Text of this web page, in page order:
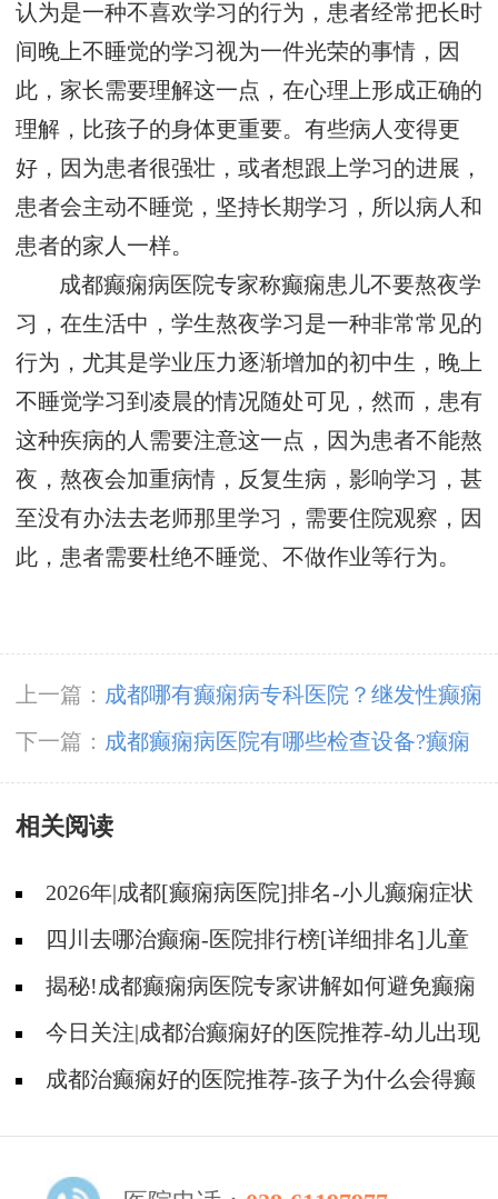
认为是一种不喜欢学习的行为，患者经常把长时
间晚上不睡觉的学习视为一件光荣的事情，因
此，家长需要理解这一点，在心理上形成正确的
理解，比孩子的身体更重要。有些病人变得更
好，因为患者很强壮，或者想跟上学习的进展，
患者会主动不睡觉，坚持长期学习，所以病人和
患者的家人一样。
成都癫痫病医院专家称癫痫患儿不要熬夜学
习，在生活中，学生熬夜学习是一种非常常见的
行为，尤其是学业压力逐渐增加的初中生，晚上
不睡觉学习到凌晨的情况随处可见，然而，患有
这种疾病的人需要注意这一点，因为患者不能熬
夜，熬夜会加重病情，反复生病，影响学习，甚
至没有办法去老师那里学习，需要住院观察，因
此，患者需要杜绝不睡觉、不做作业等行为。
上一篇： 成都哪有癫痫病专科医院？继发性癫痫
怎样治疗好些
下一篇： 成都癫痫病医院有哪些检查设备?癫痫
诊断专业吗
相关阅读
2026年|成都[癫痫病医院]排名-小儿癫痫症状
是什么?
四川去哪治癫痫-医院排行榜[详细排名]儿童
癫痫治疗要注意什么?
揭秘!成都癫痫病医院专家讲解如何避免癫痫
病的遗传给孩子?
今日关注|成都治癫痫好的医院推荐-幼儿出现
哪些表现可能是癫痫?
成都治癫痫好的医院推荐-孩子为什么会得癫